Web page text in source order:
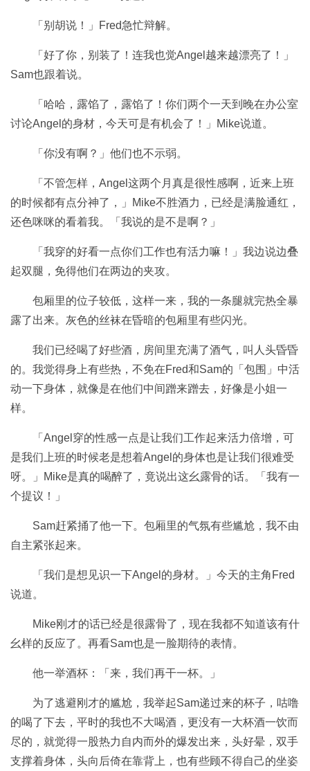
「别胡说！」Fred急忙辩解。
「好了你，别装了！连我也觉Angel越来越漂亮了！」
Sam也跟着说。
「哈哈，露馅了，露馅了！你们两个一天到晚在办公室
讨论Angel的身材，今天可是有机会了！」Mike说道。
「你没有啊？」他们也不示弱。
「不管怎样，Angel这两个月真是很性感啊，近来上班
的时候都有点分神了，」Mike不胜酒力，已经是满脸通红，
还色咪咪的看着我。「我说的是不是啊？」
「我穿的好看一点你们工作也有活力嘛！」我边说边叠
起双腿，免得他们在两边的夹攻。
包厢里的位子较低，这样一来，我的一条腿就完热全暴
露了出来。灰色的丝袜在昏暗的包厢里有些闪光。
我们已经喝了好些酒，房间里充满了酒气，叫人头昏昏
的。我觉得身上有些热，不免在Fred和Sam的「包围」中活
动一下身体，就像是在他们中间蹭来蹭去，好像是小姐一
样。
「Angel穿的性感一点是让我们工作起来活力倍增，可
是我们上班的时候老是想着Angel的身体也是让我们很难受
呀。」Mike是真的喝醉了，竟说出这幺露骨的话。「我有一
个提议！」
Sam赶紧捅了他一下。包厢里的气氛有些尴尬，我不由
自主紧张起来。
「我们是想见识一下Angel的身材。」今天的主角Fred
说道。
Mike刚才的话已经是很露骨了，现在我都不知道该有什
幺样的反应了。再看Sam也是一脸期待的表情。
他一举酒杯：「来，我们再干一杯。」
为了逃避刚才的尴尬，我举起Sam递过来的杯子，咕噜
的喝了下去，平时的我也不大喝酒，更没有一大杯酒一饮而
尽的，就觉得一股热力自内而外的爆发出来，头好晕，双手
支撑着身体，头向后倚在靠背上，也有些顾不得自己的坐姿